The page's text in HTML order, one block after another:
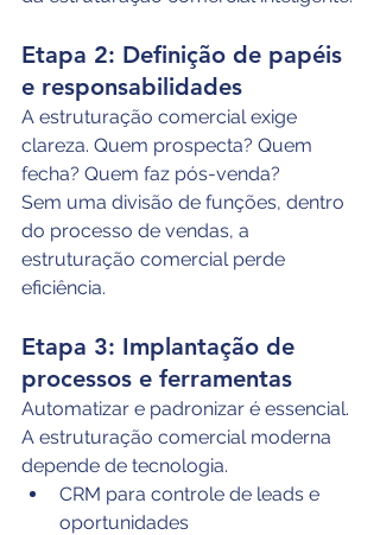
Etapa 2: Definição de papéis
e responsabilidades
A estruturação comercial exige
clareza. Quem prospecta? Quem
fecha? Quem faz pós-venda?
Sem uma divisão de funções, dentro
do processo de vendas, a
estruturação comercial perde
eficiência.
Etapa 3: Implantação de
processos e ferramentas
Automatizar e padronizar é essencial.
A estruturação comercial moderna
depende de tecnologia.
CRM para controle de leads e
oportunidades